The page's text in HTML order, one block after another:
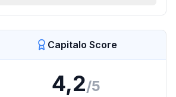
Capitalo Score
4,2/5